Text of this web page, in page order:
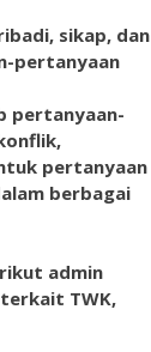
sikap, dan
pertanyaan
pertanyaan-
pertanyaan
berbagai
admin
TWK,